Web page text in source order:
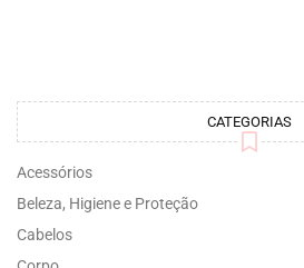
CATEGORIAS
Acessórios
Beleza, Higiene e Proteção
Cabelos